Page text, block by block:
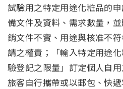
試驗用之特定用途化粧品的
備文件及資料、需求數量，
銷文件不實、用途與核准不
請之權責；「輸入特定用途
驗登記之限量」訂定個人自
旅客自行攜帶或以郵包、快